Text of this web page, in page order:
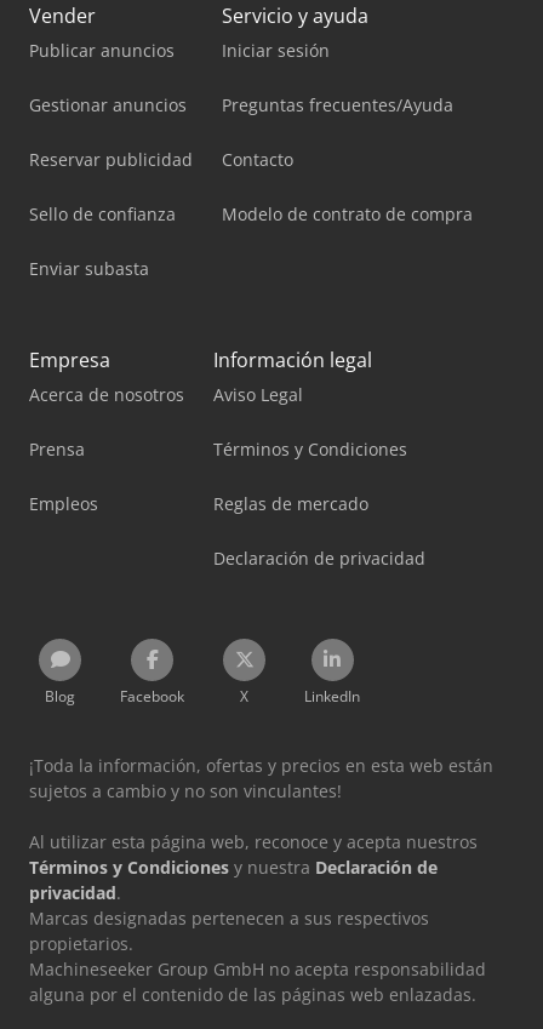
Vender
Publicar anuncios
Gestionar anuncios
Reservar publicidad
Sello de confianza
Enviar subasta
Servicio y ayuda
Iniciar sesión
Preguntas frecuentes/Ayuda
Contacto
Modelo de contrato de compra
Empresa
Acerca de nosotros
Prensa
Empleos
Información legal
Aviso Legal
Términos y Condiciones
Reglas de mercado
Declaración de privacidad
Blog Facebook X LinkedIn
¡Toda la información, ofertas y precios en esta web están
sujetos a cambio y no son vinculantes!
Al utilizar esta página web, reconoce y acepta nuestros
Términos y Condiciones y nuestra Declaración de
privacidad.
Marcas designadas pertenecen a sus respectivos
propietarios.
Machineseeker Group GmbH no acepta responsabilidad
alguna por el contenido de las páginas web enlazadas.